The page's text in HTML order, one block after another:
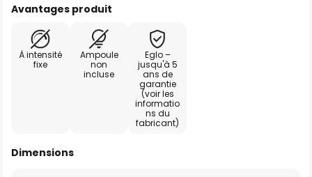
Avantages produit
À intensité
fixe
Ampoule
non
incluse
Eglo –
jusqu'à 5
ans de
garantie
(voir les
informatio
ns du
fabricant)
Dimensions